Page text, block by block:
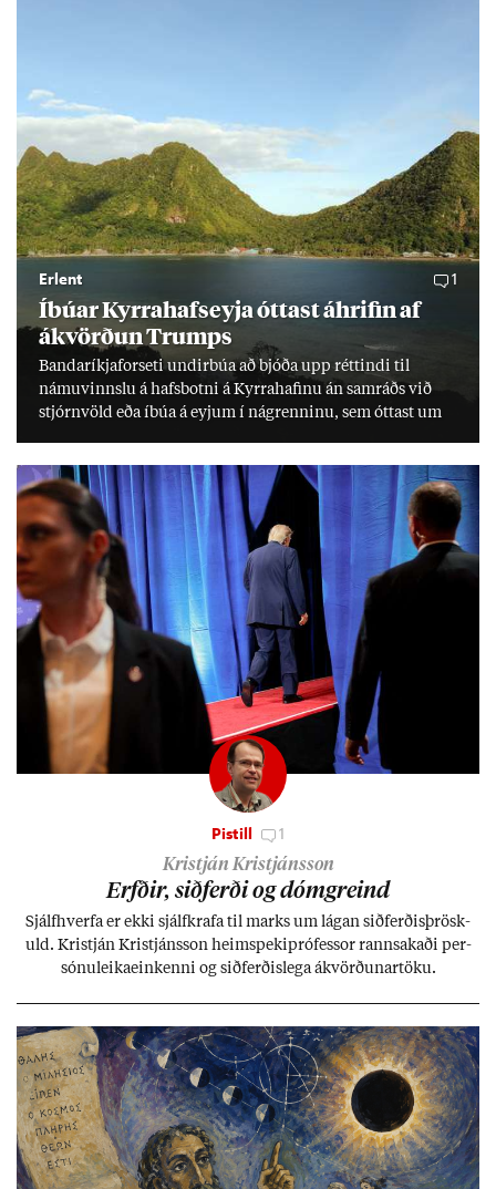
Erlent 1
Íbú­ar Kyrra­hafs­eyja ótt­ast áhrif­in af
ákvörð­un Trumps
Banda­ríkja­for­seti und­ir­búa að bjóða upp rétt­indi til
námu­vinnslu á hafs­botni á Kyrra­haf­inu án sam­ráðs við
stjórn­völd eða íbúa á eyj­um í ná­grenn­inu, sem ótt­ast um
Pistill 1
Kristján Kristjánsson
Erfð­ir, sið­ferði og dómgreind
Sjálf­hverfa er ekki sjálf­krafa til marks um lág­an sið­ferð­is­þrösk­
uld. Kristján Kristjáns­son heim­speki­pró­fess­or rann­sak­aði per­
sónu­leika­ein­kenni og sið­ferð­is­lega ákvörð­un­ar­töku.